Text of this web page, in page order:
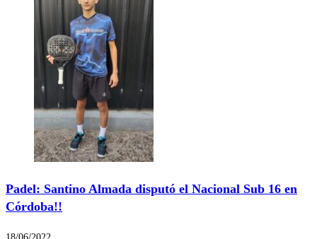
Padel: Santino Almada disputó el Nacional Sub 16 en
Córdoba!!